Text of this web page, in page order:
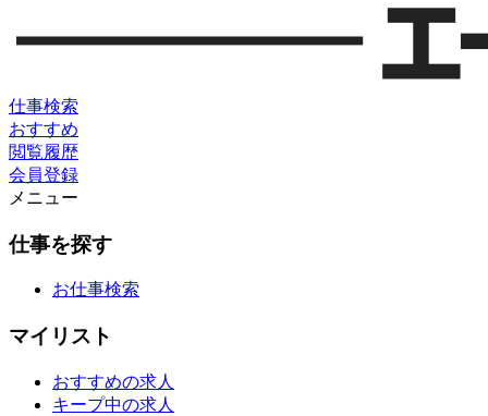
仕事検索
おすすめ
閲覧履歴
会員登録
メニュー
仕事を探す
お仕事検索
マイリスト
おすすめの求人
キープ中の求人